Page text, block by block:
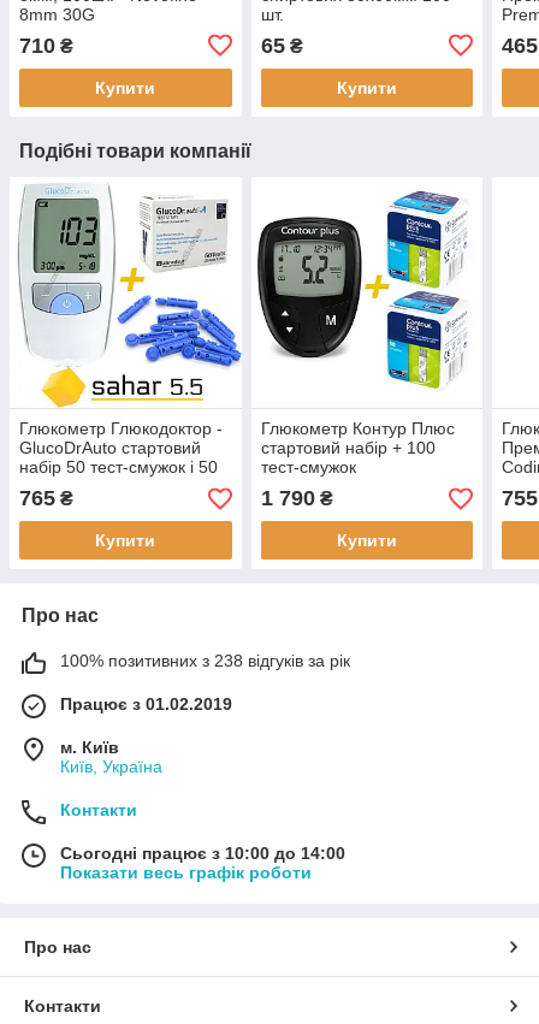
8mm 30G
710 ₴
Купити
шт.
65₴
Купити
465
Подібні товари компанії
Глюкометр Глюкодоктор -
GlucoDrAuto стартовий
набір 50 тест-смужок і 50
ланцетів
765 ₴
Купити
Глюкометр Контур Плюс
стартовий набір + 100
тест-смужок
1 790₴
Купити
755
Про нас
100% позитивних з 238 відгуків за рік
Працює з 01.02.2019
м. Київ
Київ, Україна
Контакти
Сьогодні працює з 10:00 до 14:00
Показати весь графік роботи
Про нас
Контакти